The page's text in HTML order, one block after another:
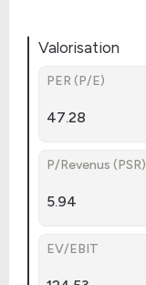
Valorisation
PER (P/E)
47.28
P/Revenus (PSR)
5.94
EV/EBIT